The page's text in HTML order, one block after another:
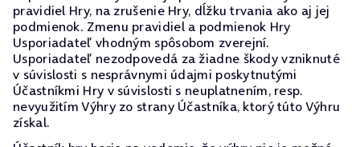
pravidiel Hry, na zrušenie Hry, dĺžku trvania ako aj jej
podmienok. Zmenu pravidiel a podmienok Hry
Usporiadateľ vhodným spôsobom zverejní.
Usporiadateľ nezodpovedá za žiadne škody vzniknuté
v súvislosti s nesprávnymi údajmi poskytnutými
Účastníkmi Hry v súvislosti s neuplatnením, resp.
nevyužitím Výhry zo strany Účastníka, ktorý túto Výhru
získal.